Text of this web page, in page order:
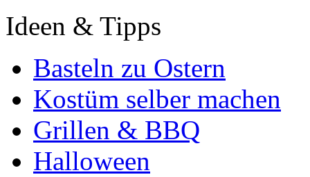
Ideen & Tipps
Basteln zu Ostern
Kostüm selber machen
Grillen & BBQ
Halloween